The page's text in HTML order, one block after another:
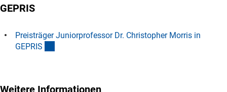
GEPRIS
Preisträger Juniorprofessor Dr. Christopher Morris in
GEPRI S